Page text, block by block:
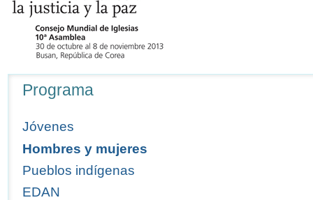
Programa
Jóvenes
Hombres y mujeres
Pueblos indígenas
EDAN